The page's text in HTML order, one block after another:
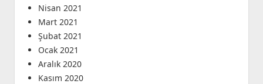
Nisan 2021
Mart 2021
Şubat 2021
Ocak 2021
Aralık 2020
Kasım 2020